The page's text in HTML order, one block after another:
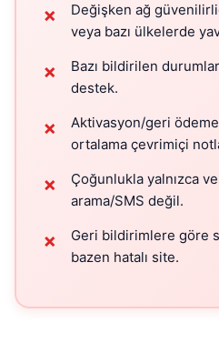
✗
Değişken ağ
veya bazı ülkelerde
✗
Bazı bildirilen
destek.
✗
Aktivasyon/geri
ortalama çevrimiçi
✗
Çoğunlukla yalnızca
arama/SMS değil.
✗
Geri bildirimlere göre
bazen hatalı site.